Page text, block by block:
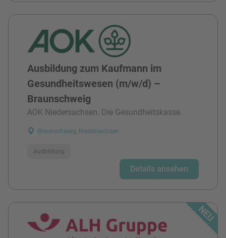
Ausbildung zum Kaufmann im
Gesundheitswesen (m/w/d) –
Braunschweig
AOK Niedersachsen. Die Gesundheitskasse.
Braunschweig, Niedersachsen
Ausbildung
Details ansehen